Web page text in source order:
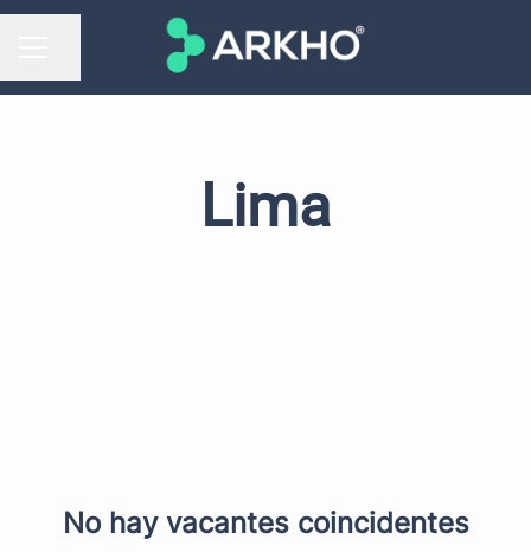
MENÚ DE EMPLEO
Compartir página
Lima
No hay vacantes coincidentes